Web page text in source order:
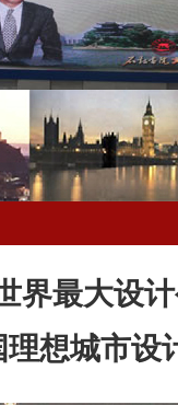
界最大设
想城市设